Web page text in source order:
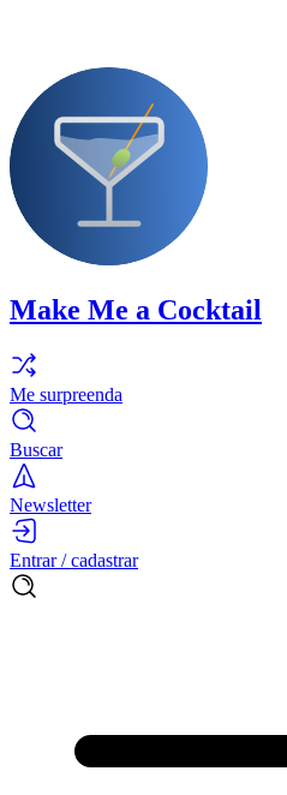
Make Me a Cocktail
Me surpreenda
Buscar
Newsletter
Entrar / cadastrar